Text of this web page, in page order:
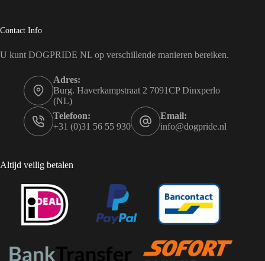
Contact Info
U kunt DOGPRIDE NL op verschillende manieren bereiken.
Adres:
Burg. Haverkampstraat 2 7091CP Dinxperlo
(NL)
Telefoon:
+31 (0)31 56 55 930
Email:
info@dogpride.nl
Altijd veilig betalen